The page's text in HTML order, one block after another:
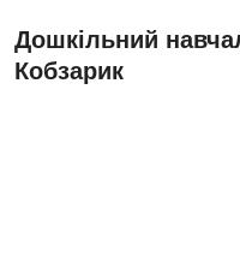
Дошкільний
Кобзарик